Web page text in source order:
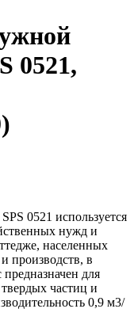
0521,
0521 используется
нужд и
населенных
производств, в
для
частиц и
0,9 м3/